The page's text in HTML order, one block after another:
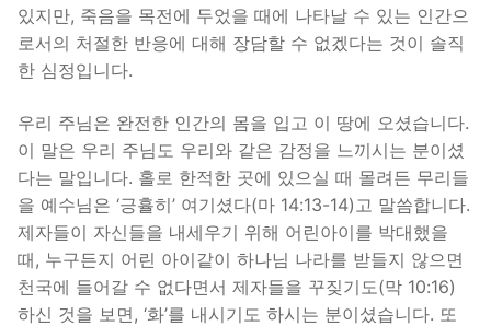
있지만, 죽음을 목전에 두었을 때에 나타날 수 있는 인간으
로서의 처절한 반응에 대해 장담할 수 없겠다는 것이 솔직
한 심정입니다.
우리 주님은 완전한 인간의 몸을 입고 이 땅에 오셨습니다.
이 말은 우리 주님도 우리와 같은 감정을 느끼시는 분이셨
다는 말입니다. 홀로 한적한 곳에 있으실 때 몰려든 무리들
을 예수님은 ‘긍휼히’ 여기셨다(마 14:13-14)고 말씀합니다.
제자들이 자신들을 내세우기 위해 어린아이를 박대했을
때, 누구든지 어린 아이같이 하나님 나라를 받들지 않으면
천국에 들어갈 수 없다면서 제자들을 꾸짖기도(막 10:16)
하신 것을 보면, ‘화’를 내시기도 하시는 분이셨습니다. 또